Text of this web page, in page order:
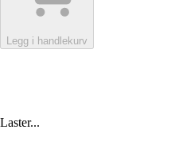
Legg i handlekurv
Laster...